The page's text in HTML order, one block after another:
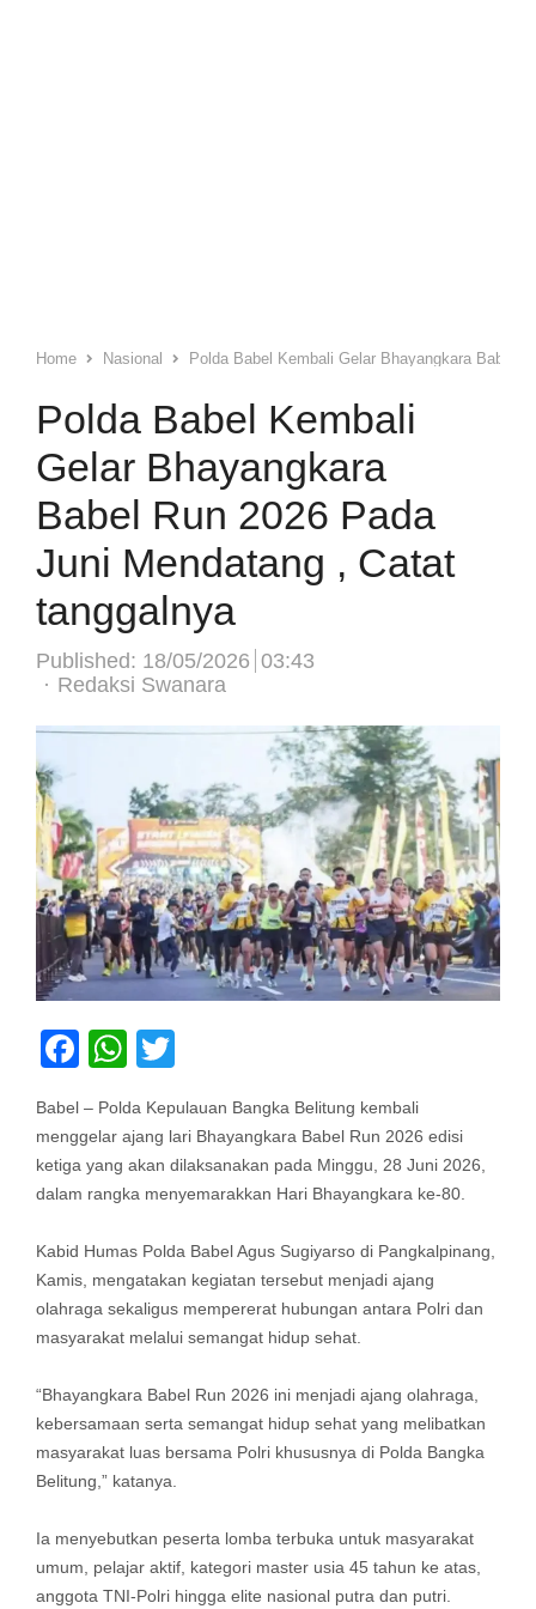
Home Nasional Polda Babel Kembali Gelar Bhayangkara Babel
Polda Babel Kembali
Gelar Bhayangkara
Babel Run 2026 Pada
Juni Mendatang , Catat
tanggalnya
Published: 18/05/2026 03:43
Author
Redaksi Swanara
Facebook
WhatsApp
Babel – Polda Kepulauan Bangka Belitung kembali
menggelar ajang lari Bhayangkara Babel Run 2026 edisi
ketiga yang akan dilaksanakan pada Minggu, 28 Juni 2026,
dalam rangka menyemarakkan Hari Bhayangkara ke-80.
Kabid Humas Polda Babel Agus Sugiyarso di Pangkalpinang,
Kamis, mengatakan kegiatan tersebut menjadi ajang
olahraga sekaligus mempererat hubungan antara Polri dan
masyarakat melalui semangat hidup sehat.
“Bhayangkara Babel Run 2026 ini menjadi ajang olahraga,
kebersamaan serta semangat hidup sehat yang melibatkan
masyarakat luas bersama Polri khususnya di Polda Bangka
Belitung,” katanya.
Ia menyebutkan peserta lomba terbuka untuk masyarakat
umum, pelajar aktif, kategori master usia 45 tahun ke atas,
anggota TNI-Polri hingga elite nasional putra dan putri.